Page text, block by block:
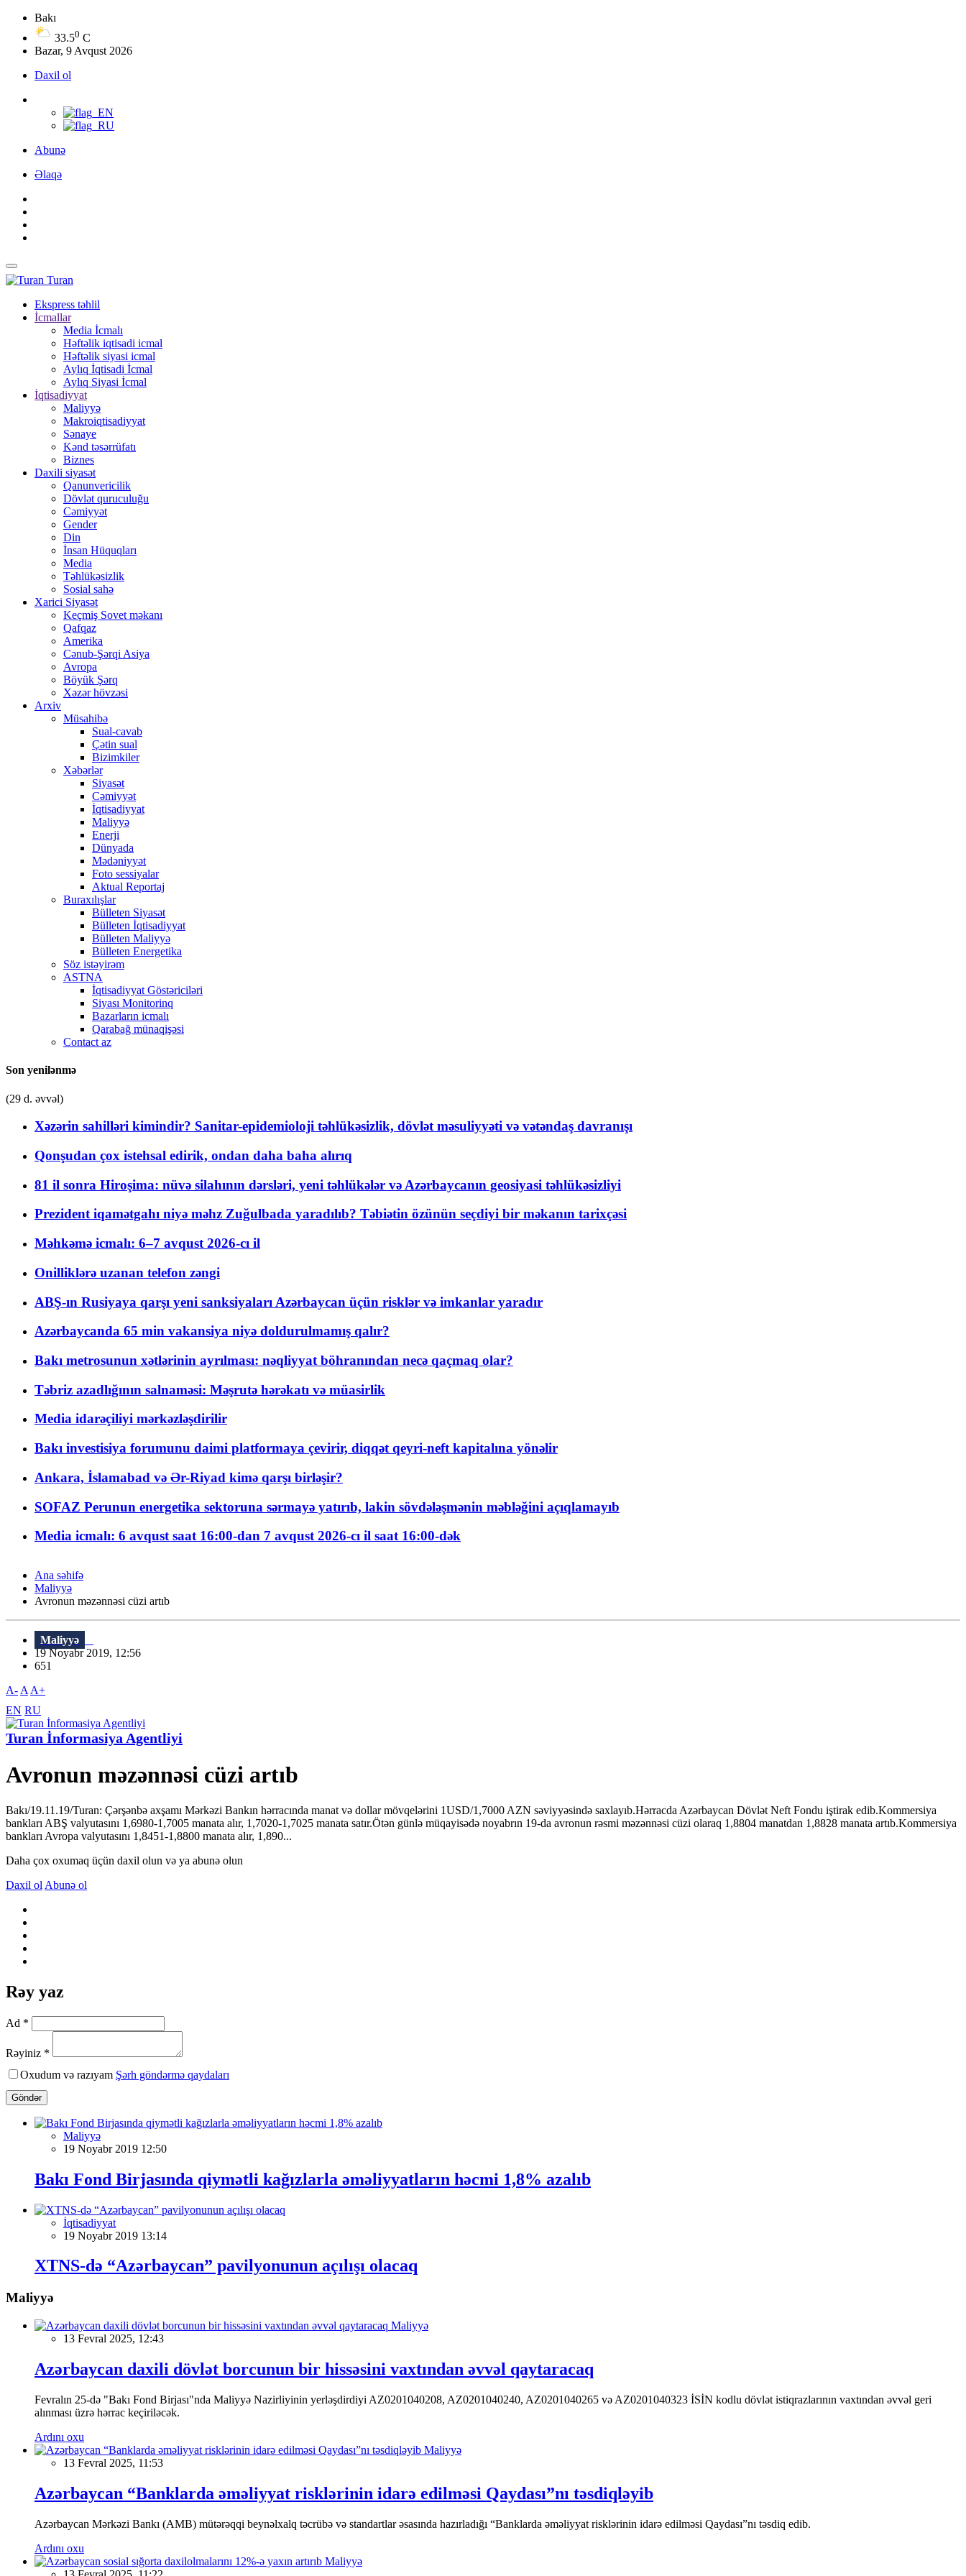
Bakı
33.50 C
Bazar, 9 Avqust 2026
Daxil ol
Abunə
Əlaqə
Turan
Ekspress təhlil
İcmallar
Media İcmalı
Həftəlik iqtisadi icmal
Həftəlik siyasi icmal
Aylıq İqtisadi İcmal
Aylıq Siyasi İcmal
İqtisadiyyat
Maliyyə
Makroiqtisadiyyat
Sənaye
Kənd təsərrüfatı
Biznes
Daxili siyasət
Qanunvericilik
Dövlət quruculuğu
Cəmiyyət
Gender
Din
İnsan Hüquqları
Media
Təhlükəsizlik
Sosial sahə
Xarici Siyasət
Keçmiş Sovet məkanı
Qafqaz
Amerika
Cənub-Şərqi Asiya
Avropa
Böyük Şərq
Xəzər hövzəsi
Arxiv
Müsahibə
Sual-cavab
Çətin sual
Bizimkiler
Xəbərlər
Siyasət
Cəmiyyət
İqtisadiyyat
Maliyyə
Enerji
Dünyada
Mədəniyyət
Foto sessiyalar
Aktual Reportaj
Buraxılışlar
Bülleten Siyasət
Bülleten İqtisadiyyat
Bülleten Maliyyə
Bülleten Energetika
Söz istəyirəm
ASTNA
İqtisadiyyat Göstəriciləri
Siyası Monitorinq
Bazarların icmalı
Qarabağ münaqişəsi
Contact az
Son yenilənmə
(29 d. əvvəl)
Xəzərin sahilləri kimindir? Sanitar-epidemioloji təhlükəsizlik, dövlət məsuliyyəti və vətəndaş davranışı
Qonşudan çox istehsal edirik, ondan daha baha alırıq
81 il sonra Hiroşima: nüvə silahının dərsləri, yeni təhlükələr və Azərbaycanın geosiyasi təhlükəsizliyi
Prezident iqamətgahı niyə məhz Zuğulbada yaradılıb? Təbiətin özünün seçdiyi bir məkanın tarixçəsi
Məhkəmə icmalı: 6–7 avqust 2026-cı il
Onilliklərə uzanan telefon zəngi
ABŞ-ın Rusiyaya qarşı yeni sanksiyaları Azərbaycan üçün risklər və imkanlar yaradır
Azərbaycanda 65 min vakansiya niyə doldurulmamış qalır?
Bakı metrosunun xətlərinin ayrılması: nəqliyyat böhranından necə qaçmaq olar?
Təbriz azadlığının salnaməsi: Məşrutə hərəkatı və müasirlik
Media idarəçiliyi mərkəzləşdirilir
Bakı investisiya forumunu daimi platformaya çevirir, diqqət qeyri-neft kapitalına yönəlir
Ankara, İslamabad və Ər-Riyad kimə qarşı birləşir?
SOFAZ Perunun energetika sektoruna sərmayə yatırıb, lakin sövdələşmənin məbləğini açıqlamayıb
Media icmalı: 6 avqust saat 16:00-dan 7 avqust 2026-cı il saat 16:00-dək
Ana səhifə
Maliyyə
Avronun məzənnəsi cüzi artıb
Maliyyə
19 Noyabr 2019, 12:56
651
A- A A+
EN RU
Turan İnformasiya Agentliyi
Avronun məzənnəsi cüzi artıb
Bakı/19.11.19/Turan: Çərşənbə axşamı Mərkəzi Bankın hərracında manat və dollar mövqelərini 1USD/1,7000 AZN səviyyəsində saxlayıb.Hərracda Azərbaycan Dövlət Neft Fondu iştirak edib.Kommersiya
bankları ABŞ valyutasını 1,6980-1,7005 manata alır, 1,7020-1,7025 manata satır.Ötən günlə müqayisədə noyabrın 19-da avronun rəsmi məzənnəsi cüzi olaraq 1,8804 manatdan 1,8828 manata artıb.Kommersiya
bankları Avropa valyutasını 1,8451-1,8800 manata alır, 1,890...
Daha çox oxumaq üçün daxil olun və ya abunə olun
Daxil ol Abunə ol
Rəy yaz
Ad *
Rəyiniz *
Oxudum və razıyam Şərh göndərmə qaydaları
Göndər
Maliyyə
19 Noyabr 2019 12:50
Bakı Fond Birjasında qiymətli kağızlarla əməliyyatların həcmi 1,8% azalıb
İqtisadiyyat
19 Noyabr 2019 13:14
XTNS-də “Azərbaycan” pavilyonunun açılışı olacaq
Maliyyə
Maliyyə
13 Fevral 2025, 12:43
Azərbaycan daxili dövlət borcunun bir hissəsini vaxtından əvvəl qaytaracaq
Fevralın 25-də "Bakı Fond Birjası"nda Maliyyə Nazirliyinin yerləşdirdiyi AZ0201040208, AZ0201040240, AZ0201040265 və AZ0201040323 İSİN kodlu dövlət istiqrazlarının vaxtından əvvəl geri
alınması üzrə hərrac keçiriləcək.
Ardını oxu
Maliyyə
13 Fevral 2025, 11:53
Azərbaycan “Banklarda əməliyyat risklərinin idarə edilməsi Qaydası”nı təsdiqləyib
Azərbaycan Mərkəzi Bankı (AMB) mütərəqqi beynəlxalq təcrübə və standartlar əsasında hazırladığı “Banklarda əməliyyat risklərinin idarə edilməsi Qaydası”nı təsdiq edib.
Ardını oxu
Maliyyə